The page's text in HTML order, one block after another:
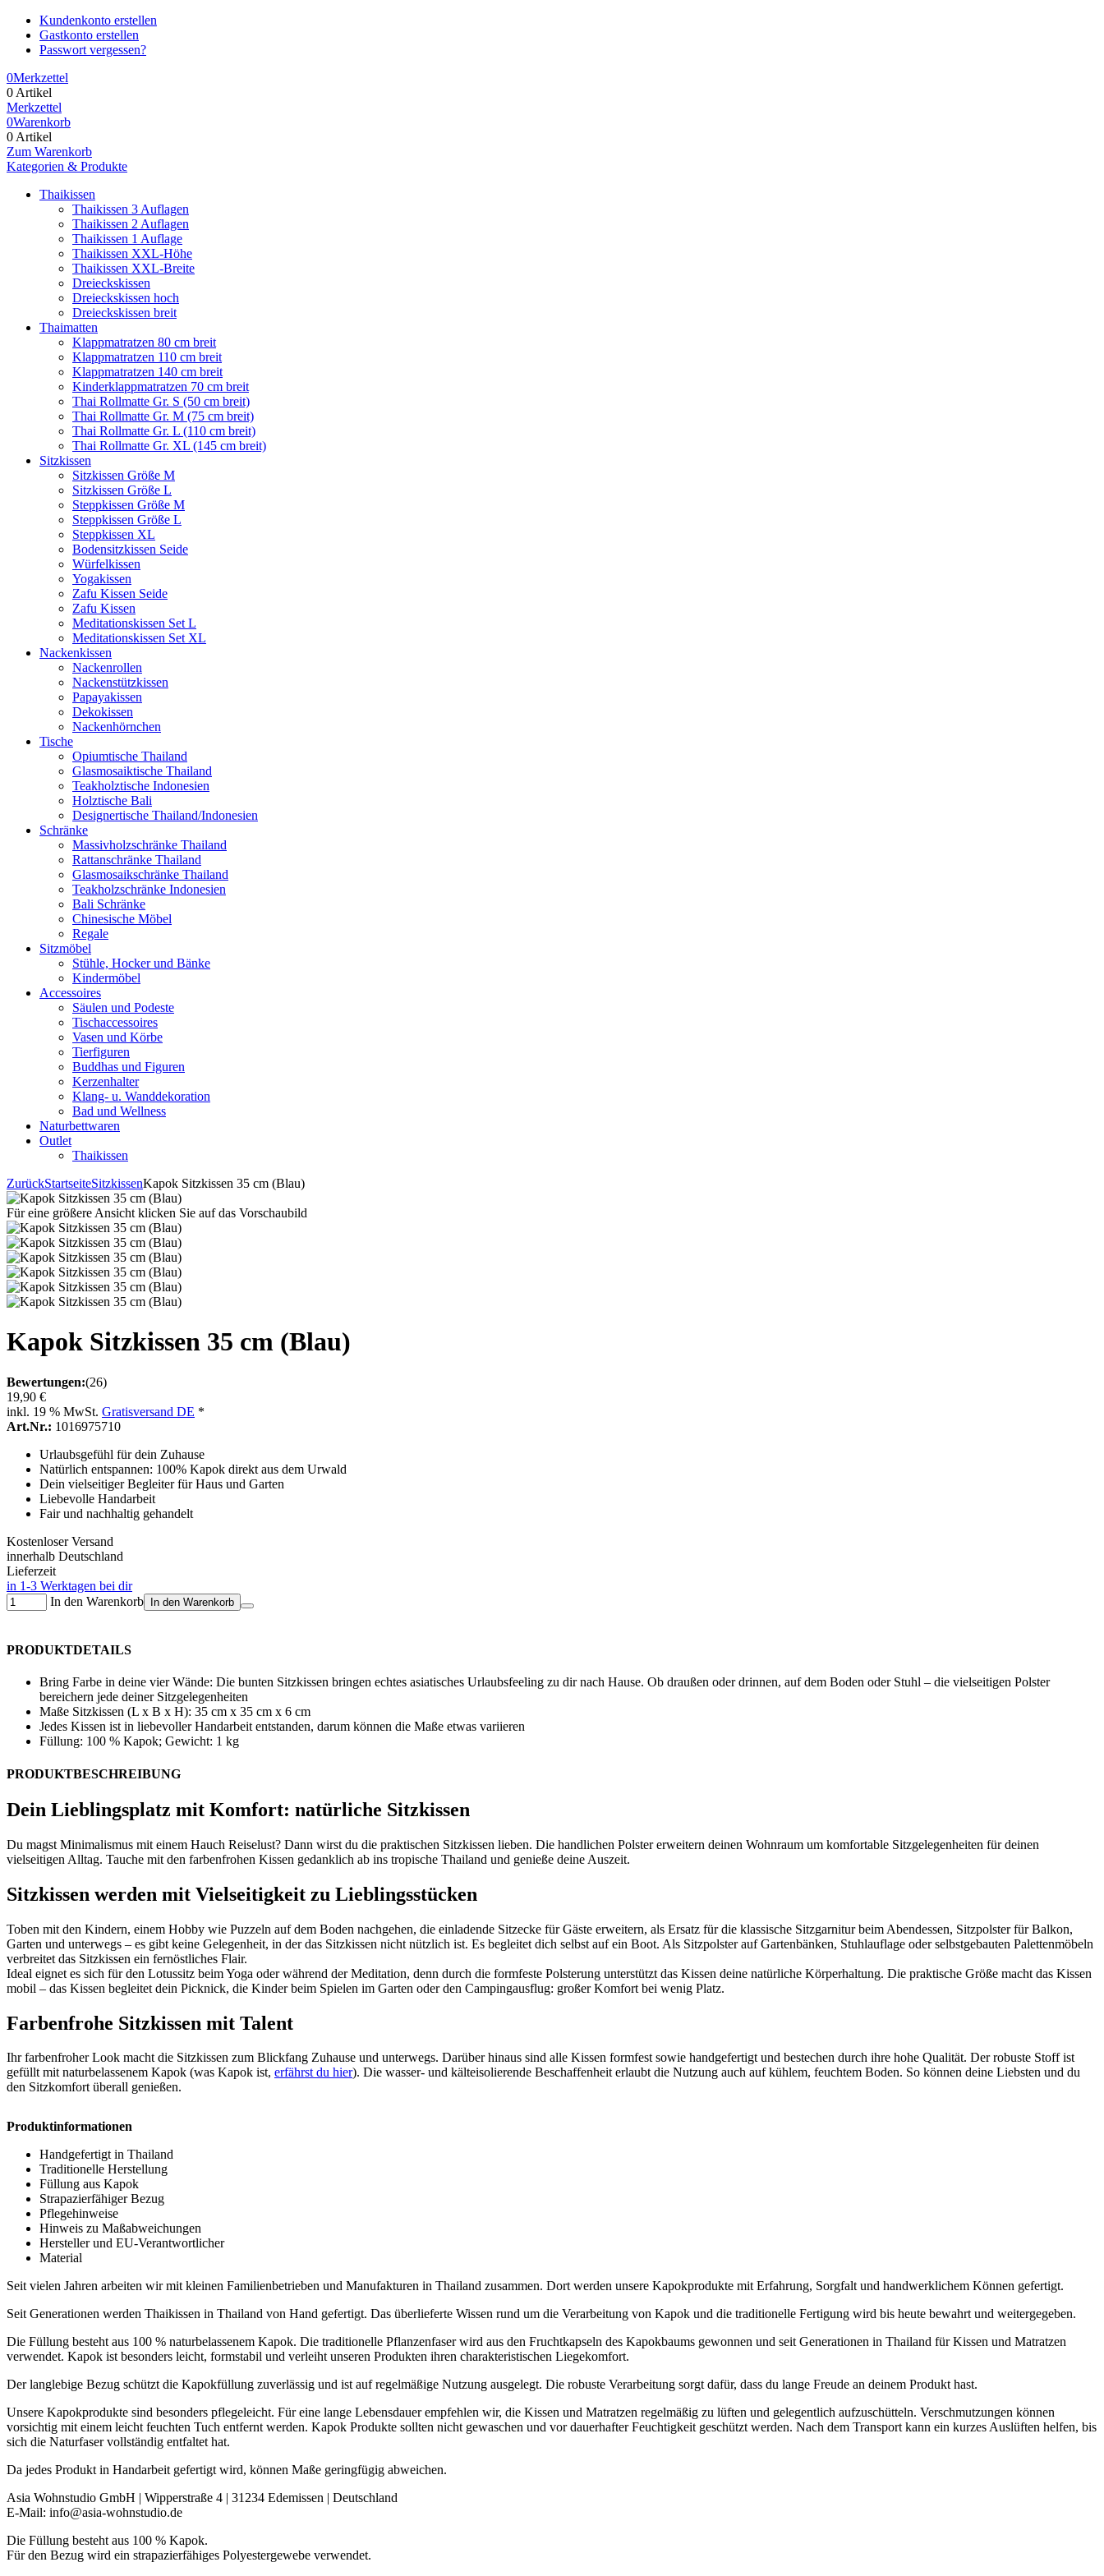
Kundenkonto erstellen
Gastkonto erstellen
Passwort vergessen?
0Merkzettel
0 Artikel
Merkzettel
0Warenkorb
0 Artikel
Zum Warenkorb
Kategorien & Produkte
Thaikissen
Thaikissen 3 Auflagen
Thaikissen 2 Auflagen
Thaikissen 1 Auflage
Thaikissen XXL-Höhe
Thaikissen XXL-Breite
Dreieckskissen
Dreieckskissen hoch
Dreieckskissen breit
Thaimatten
Klappmatratzen 80 cm breit
Klappmatratzen 110 cm breit
Klappmatratzen 140 cm breit
Kinderklappmatratzen 70 cm breit
Thai Rollmatte Gr. S (50 cm breit)
Thai Rollmatte Gr. M (75 cm breit)
Thai Rollmatte Gr. L (110 cm breit)
Thai Rollmatte Gr. XL (145 cm breit)
Sitzkissen
Sitzkissen Größe M
Sitzkissen Größe L
Steppkissen Größe M
Steppkissen Größe L
Steppkissen XL
Bodensitzkissen Seide
Würfelkissen
Yogakissen
Zafu Kissen Seide
Zafu Kissen
Meditationskissen Set L
Meditationskissen Set XL
Nackenkissen
Nackenrollen
Nackenstützkissen
Papayakissen
Dekokissen
Nackenhörnchen
Tische
Opiumtische Thailand
Glasmosaiktische Thailand
Teakholztische Indonesien
Holztische Bali
Designertische Thailand/Indonesien
Schränke
Massivholzschränke Thailand
Rattanschränke Thailand
Glasmosaikschränke Thailand
Teakholzschränke Indonesien
Bali Schränke
Chinesische Möbel
Regale
Sitzmöbel
Stühle, Hocker und Bänke
Kindermöbel
Accessoires
Säulen und Podeste
Tischaccessoires
Vasen und Körbe
Tierfiguren
Buddhas und Figuren
Kerzenhalter
Klang- u. Wanddekoration
Bad und Wellness
Naturbettwaren
Outlet
Thaikissen
ZurückStartseiteSitzkissenKapok Sitzkissen 35 cm (Blau)
Für eine größere Ansicht klicken Sie auf das Vorschaubild
Kapok Sitzkissen 35 cm (Blau)
Bewertungen:(26)
19,90 €
inkl. 19 % MwSt. Gratisversand DE *
Art.Nr.: 1016975710
Urlaubsgefühl für dein Zuhause
Natürlich entspannen: 100% Kapok direkt aus dem Urwald
Dein vielseitiger Begleiter für Haus und Garten
Liebevolle Handarbeit
Fair und nachhaltig gehandelt
Kostenloser Versand
innerhalb Deutschland
Lieferzeit
in 1-3 Werktagen bei dir
In den Warenkorb
In den Warenkorb
PRODUKTDETAILS
Bring Farbe in deine vier Wände: Die bunten Sitzkissen bringen echtes asiatisches Urlaubsfeeling zu dir nach Hause. Ob draußen oder drinnen, auf dem Boden oder Stuhl – die vielseitigen Polster
bereichern jede deiner Sitzgelegenheiten
Maße Sitzkissen (L x B x H): 35 cm x 35 cm x 6 cm
Jedes Kissen ist in liebevoller Handarbeit entstanden, darum können die Maße etwas variieren
Füllung: 100 % Kapok; Gewicht: 1 kg
PRODUKTBESCHREIBUNG
Dein Lieblingsplatz mit Komfort: natürliche Sitzkissen
Du magst Minimalismus mit einem Hauch Reiselust? Dann wirst du die praktischen Sitzkissen lieben. Die handlichen Polster erweitern deinen Wohnraum um komfortable Sitzgelegenheiten für deinen
vielseitigen Alltag. Tauche mit den farbenfrohen Kissen gedanklich ab ins tropische Thailand und genieße deine Auszeit.
Sitzkissen werden mit Vielseitigkeit zu Lieblingsstücken
Toben mit den Kindern, einem Hobby wie Puzzeln auf dem Boden nachgehen, die einladende Sitzecke für Gäste erweitern, als Ersatz für die klassische Sitzgarnitur beim Abendessen, Sitzpolster für Balkon,
Garten und unterwegs – es gibt keine Gelegenheit, in der das Sitzkissen nicht nützlich ist. Es begleitet dich selbst auf ein Boot. Als Sitzpolster auf Gartenbänken, Stuhlauflage oder selbstgebauten Palettenmöbeln
verbreitet das Sitzkissen ein fernöstliches Flair.
Ideal eignet es sich für den Lotussitz beim Yoga oder während der Meditation, denn durch die formfeste Polsterung unterstützt das Kissen deine natürliche Körperhaltung. Die praktische Größe macht das Kissen
mobil – das Kissen begleitet dein Picknick, die Kinder beim Spielen im Garten oder den Campingausflug: großer Komfort bei wenig Platz.
Farbenfrohe Sitzkissen mit Talent
Ihr farbenfroher Look macht die Sitzkissen zum Blickfang Zuhause und unterwegs. Darüber hinaus sind alle Kissen formfest sowie handgefertigt und bestechen durch ihre hohe Qualität. Der robuste Stoff ist
gefüllt mit naturbelassenem Kapok (was Kapok ist, erfährst du hier). Die wasser- und kälteisolierende Beschaffenheit erlaubt die Nutzung auch auf kühlem, feuchtem Boden. So können deine Liebsten und du
den Sitzkomfort überall genießen.
Produktinformationen
Handgefertigt in Thailand
Traditionelle Herstellung
Füllung aus Kapok
Strapazierfähiger Bezug
Pflegehinweise
Hinweis zu Maßabweichungen
Hersteller und EU-Verantwortlicher
Material
Seit vielen Jahren arbeiten wir mit kleinen Familienbetrieben und Manufakturen in Thailand zusammen. Dort werden unsere Kapokprodukte mit Erfahrung, Sorgfalt und handwerklichem Können gefertigt.
Seit Generationen werden Thaikissen in Thailand von Hand gefertigt. Das überlieferte Wissen rund um die Verarbeitung von Kapok und die traditionelle Fertigung wird bis heute bewahrt und weitergegeben.
Die Füllung besteht aus 100 % naturbelassenem Kapok. Die traditionelle Pflanzenfaser wird aus den Fruchtkapseln des Kapokbaums gewonnen und seit Generationen in Thailand für Kissen und Matratzen
verwendet. Kapok ist besonders leicht, formstabil und verleiht unseren Produkten ihren charakteristischen Liegekomfort.
Der langlebige Bezug schützt die Kapokfüllung zuverlässig und ist auf regelmäßige Nutzung ausgelegt. Die robuste Verarbeitung sorgt dafür, dass du lange Freude an deinem Produkt hast.
Unsere Kapokprodukte sind besonders pflegeleicht. Für eine lange Lebensdauer empfehlen wir, die Kissen und Matratzen regelmäßig zu lüften und gelegentlich aufzuschütteln. Verschmutzungen können
vorsichtig mit einem leicht feuchten Tuch entfernt werden. Kapok Produkte sollten nicht gewaschen und vor dauerhafter Feuchtigkeit geschützt werden. Nach dem Transport kann ein kurzes Auslüften helfen, bis
sich die Naturfaser vollständig entfaltet hat.
Da jedes Produkt in Handarbeit gefertigt wird, können Maße geringfügig abweichen.
Asia Wohnstudio GmbH | Wipperstraße 4 | 31234 Edemissen | Deutschland
E-Mail: info@asia-wohnstudio.de
Die Füllung besteht aus 100 % Kapok.
Für den Bezug wird ein strapazierfähiges Polyestergewebe verwendet.